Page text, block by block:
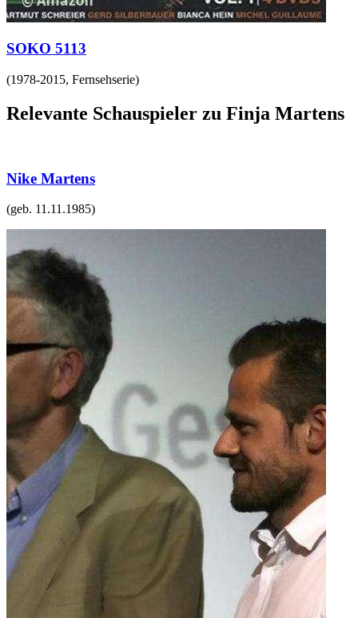
SOKO 5113
(1978-2015, Fernsehserie)
Relevante Schauspieler zu Finja Martens
Nike Martens
(geb. 11.11.1985)